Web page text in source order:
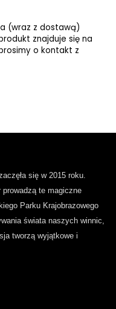
(wraz z dostawą)
znajduje się na
o kontakt z
się w 2015 roku.
prowadzą te magiczne
Parku Krajobrazowego
świata naszych winnic,
tworzą wyjątkowe i